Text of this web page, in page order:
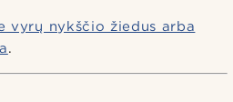
vyrų nykščio žiedus arba
.